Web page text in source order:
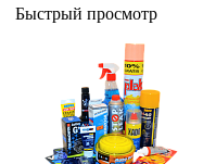
Быстрый просмотр